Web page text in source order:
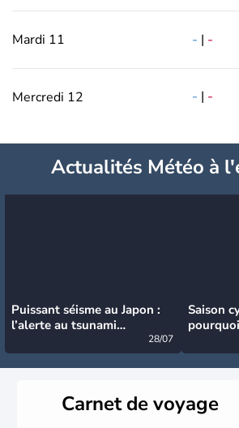
Mardi 11 - | -
Mercredi 12 - | -
Actualités Météo à
Puissant séisme au Japon :
l’alerte au tsunami
28/07
Saison
Carnet de voyage